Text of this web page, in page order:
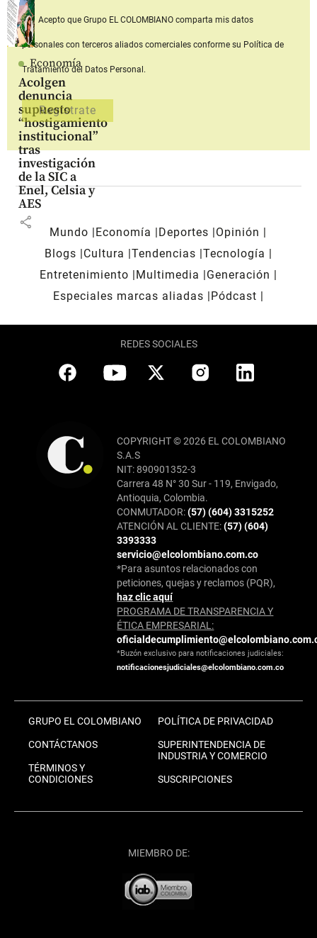
Economía
Acolgen
denuncia
supuesto
“hostigamiento
institucional”
tras
investigación
de la SIC a
Enel, Celsia y
AES
share
Acepto que Grupo EL COLOMBIANOcomparta mis datos
personales con terceros aliados comerciales conforme su Política de
Tratamiento del Datos Personal.
Mundo Economía Deportes
Opinión
Blogs
Cultura Tendencias Tecnología
Entretenimiento
Multimedia
Generación
Especiales marcas aliadas
Pódcast
REDES SOCIALES
COPYRIGHT © 2026 EL COLOMBIANO
S.A.S
NIT: 890901352-3
Carrera 48 N° 30 Sur - 119, Envigado,
Antioquia, Colombia.
CONMUTADOR:(57) (604) 3315252
ATENCIÓN AL CLIENTE:(57) (604)
3393333
servicio@elcolombiano.com.co
*Para asuntos relacionados con
peticiones, quejas y reclamos (PQR),
haz clic aquí
PROGRAMA DE TRANSPARENCIA Y
ÉTICA EMPRESARIAL:
*Buzón exclusivo para notificaciones judiciales:
notificacionesjudiciales@elcolombiano.com.co
GRUPO EL COLOMBIANO
CONTÁCTANOS
TÉRMINOS Y
CONDICIONES
POLÍTICA DE PRIVACIDAD
SUPERINTENDENCIA DE
INDUSTRIA Y COMERCIO
SUSCRIPCIONES
MIEMBRO DE: